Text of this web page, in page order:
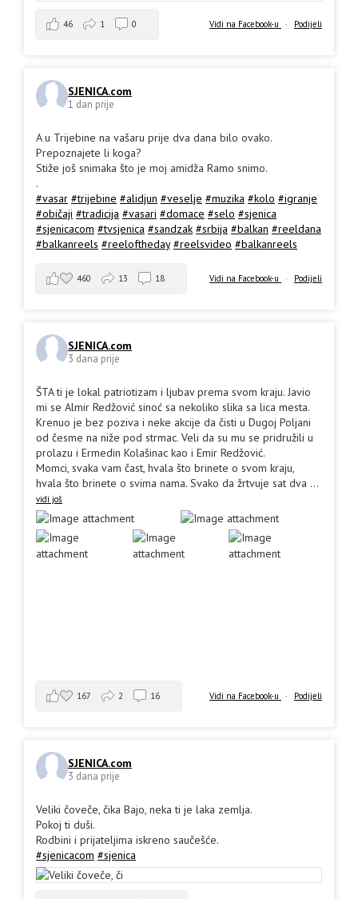
Vidi na Facebook-u · Podijeli
46 1 0
SJENICA.com
1 dan prije
A u Trijebine na vašaru prije dva dana bilo ovako.
Prepoznajete li koga?
Stiže još snimaka što je moj amidža Ramo snimo.
.
#vasar #trijebine #alidjun #veselje #muzika #kolo #igranje
#običaji #tradicija #vasari #domace #selo #sjenica
#sjenicacom #tvsjenica #sandzak #srbija #balkan #reeldana
#balkanreels #reeloftheday #reelsvideo #balkanreels
Vidi na Facebook-u · Podijeli
460 13 18
SJENICA.com
3 dana prije
ŠTA ti je lokal patriotizam i ljubav prema svom kraju. Javio
mi se Almir Redžović sinoć sa nekoliko slika sa lica mesta.
Krenuo je bez poziva i neke akcije da čisti u Dugoj Poljani
od česme na niže pod strmac. Veli da su mu se pridružili u
prolazu i Ermedin Kolašinac kao i Emir Redžović.
Momci, svaka vam čast, hvala što brinete o svom kraju,
hvala što brinete o svima nama. Svako da žrtvuje sat dva ...
vidi još
Vidi na Facebook-u · Podijeli
167 2 16
SJENICA.com
3 dana prije
Veliki čoveče, čika Bajo, neka ti je laka zemlja.
Pokoj ti duši.
Rodbini i prijateljima iskreno saučešće.
#sjenicacom #sjenica